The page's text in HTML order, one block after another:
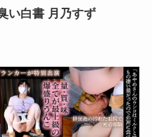
い白書 月乃すず